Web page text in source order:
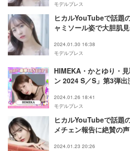
モデルプレス
ヒカルYouTubeで話題
ャミソール姿で大胆肌
2024.01.30 16:38
モデルプレス
HIMEKA・かとゆり・
ン 2024 S／S」第3弾
2024.01.26 18:41
モデルプレス
ヒカルYouTubeで話題
メチェン報告に絶賛の
2024.01.23 20:26